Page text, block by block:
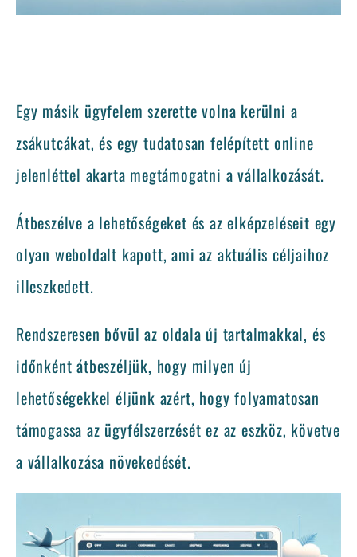
Egy másik ügyfelem szerette volna kerülni a
zsákutcákat, és egy tudatosan felépített online
jelenléttel akarta megtámogatni a vállalkozását.
Átbeszélve a lehetőségeket és az elképzeléseit egy
olyan weboldalt kapott, ami az aktuális céljaihoz
illeszkedett.
Rendszeresen bővül az oldala új tartalmakkal, és
időnként átbeszéljük, hogy milyen új
lehetőségekkel éljünk azért, hogy folyamatosan
támogassa az ügyfélszerzését ez az eszköz, követve
a vállalkozása növekedését.